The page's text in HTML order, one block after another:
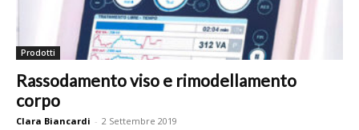
Prodotti
Rassodamento viso e rimodellamento
corpo
Clara Biancardi - 2 Settembre 2019